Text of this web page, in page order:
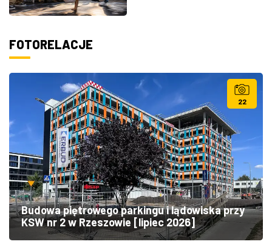
FOTORELACJE
22
Budowa piętrowego parkingu i lądowiska przy
KSW nr 2 w Rzeszowie [lipiec 2026]